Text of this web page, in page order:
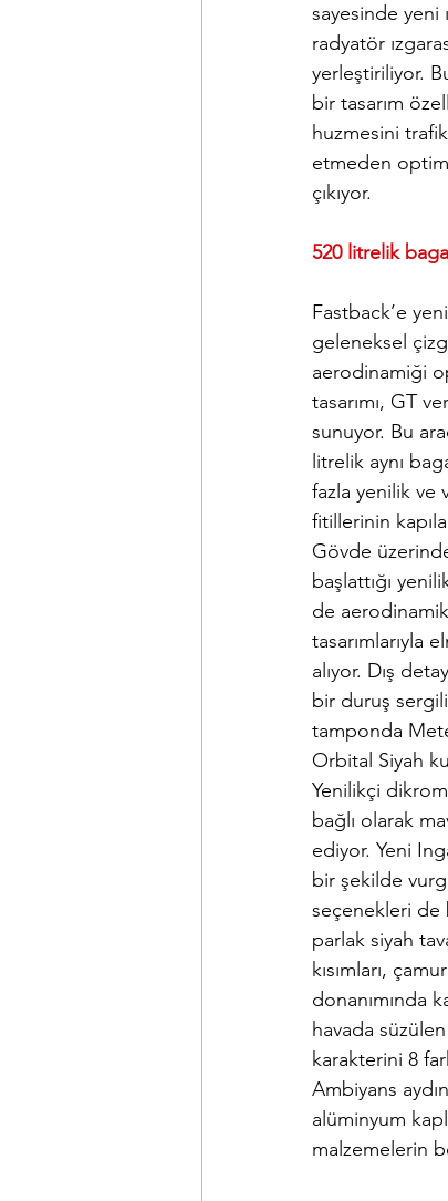
sayesinde yeni
radyatör
yerleştiriliyor.
bir tasarım
huzmesini
etmeden
çıkıyor.
520 litrelik
Fastback’e
geleneksel
aerodinamiği
tasarımı, GT
sunuyor. Bu
litrelik aynı
fazla yenilik ve
fitillerinin
Gövde
başlattığı
de
tasarımlarıyla
alıyor. Dış
bir duruş
tamponda
Orbital Siyah
Yenilikçi
bağlı olarak
ediyor. Yeni
bir şekilde
seçenekleri de
parlak siyah
kısımları,
donanımında
havada
karakterini 8
Ambiyans
alüminyum
malzemelerin